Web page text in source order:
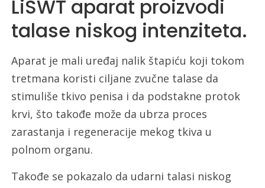
LiSWT aparat proizvodi
talase niskog intenziteta.
Aparat je mali uređaj nalik štapiću koji tokom
tretmana koristi ciljane zvučne talase da
stimuliše tkivo penisa i da podstakne protok
krvi, što takođe može da ubrza proces
zarastanja i regeneracije mekog tkiva u
polnom organu.
Takođe se pokazalo da udarni talasi niskog